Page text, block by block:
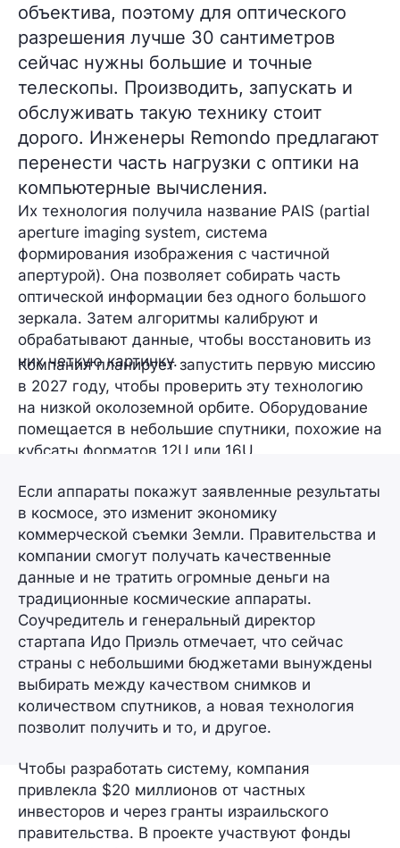
объектива, поэтому для оптического
разрешения лучше 30 сантиметров
сейчас нужны большие и точные
телескопы. Производить, запускать и
обслуживать такую технику стоит
дорого. Инженеры Remondo предлагают
перенести часть нагрузки с оптики на
компьютерные вычисления.
Их технология получила название PAIS (partial
aperture imaging system, система
формирования изображения с частичной
апертурой). Она позволяет собирать часть
оптической информации без одного большого
зеркала. Затем алгоритмы калибруют и
обрабатывают данные, чтобы восстановить из
них четкую картинку.
Компания планирует запустить первую миссию
в 2027 году, чтобы проверить эту технологию
на низкой околоземной орбите. Оборудование
помещается в небольшие спутники, похожие на
кубсаты форматов 12U или 16U.
Если аппараты покажут заявленные результаты
в космосе, это изменит экономику
коммерческой съемки Земли. Правительства и
компании смогут получать качественные
данные и не тратить огромные деньги на
традиционные космические аппараты.
Соучредитель и генеральный директор
стартапа Идо Приэль отмечает, что сейчас
страны с небольшими бюджетами вынуждены
выбирать между качеством снимков и
количеством спутников, а новая технология
позволит получить и то, и другое.
Чтобы разработать систему, компания
привлекла $20 миллионов от частных
инвесторов и через гранты израильского
правительства. В проекте участвуют фонды